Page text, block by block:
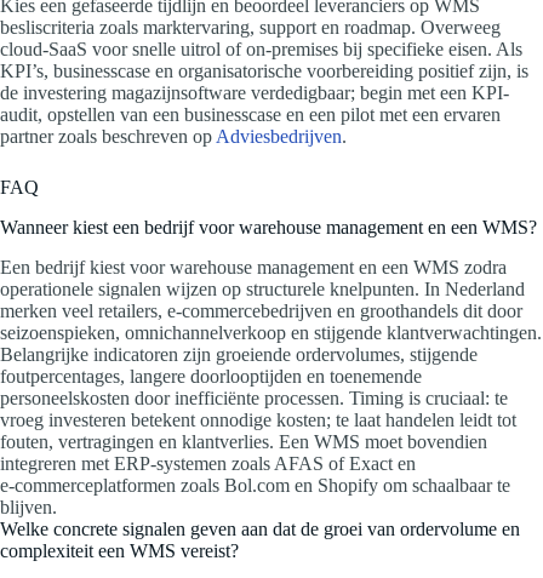
Kies een gefaseerde tijdlijn en beoordeel leveranciers op WMS
besliscriteria zoals marktervaring, support en roadmap. Overweeg
cloud-SaaS voor snelle uitrol of on-premises bij specifieke eisen. Als
KPI’s, businesscase en organisatorische voorbereiding positief zijn, is
de investering magazijnsoftware verdedigbaar; begin met een KPI-
audit, opstellen van een businesscase en een pilot met een ervaren
partner zoals beschreven op Adviesbedrijven.
FAQ
Wanneer kiest een bedrijf voor warehouse management en een WMS?
Een bedrijf kiest voor warehouse management en een WMS zodra
operationele signalen wijzen op structurele knelpunten. In Nederland
merken veel retailers, e‑commercebedrijven en groothandels dit door
seizoenspieken, omnichannelverkoop en stijgende klantverwachtingen.
Belangrijke indicatoren zijn groeiende ordervolumes, stijgende
foutpercentages, langere doorlooptijden en toenemende
personeelskosten door inefficiënte processen. Timing is cruciaal: te
vroeg investeren betekent onnodige kosten; te laat handelen leidt tot
fouten, vertragingen en klantverlies. Een WMS moet bovendien
integreren met ERP‑systemen zoals AFAS of Exact en
e‑commerceplatformen zoals Bol.com en Shopify om schaalbaar te
blijven.
Welke concrete signalen geven aan dat de groei van ordervolume en
complexiteit een WMS vereist?